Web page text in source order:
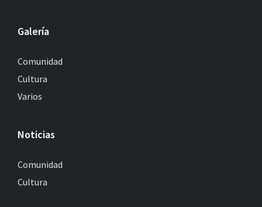
Galería
Comunidad
Cultura
Varios
Noticias
Comunidad
Cultura